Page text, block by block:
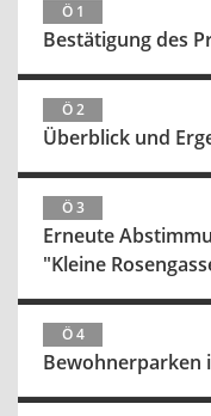
Ö 1
Bestätigung des
Ö 2
Überblick und
Ö 3
Erneute
"Kleine
Ö 4
Bewohnerparken